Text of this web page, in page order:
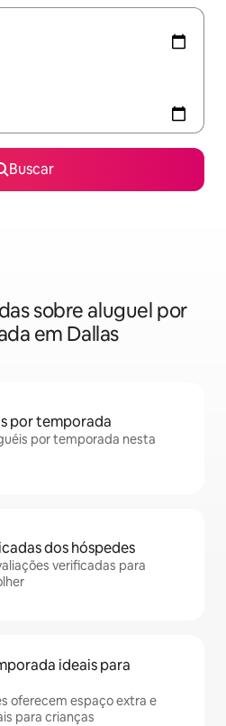
Buscar
sobre aluguel por
em Dallas
por temporada
por temporada nesta
dos hóspedes
verificadas para
ideais para
oferecem espaço extra e
para crianças